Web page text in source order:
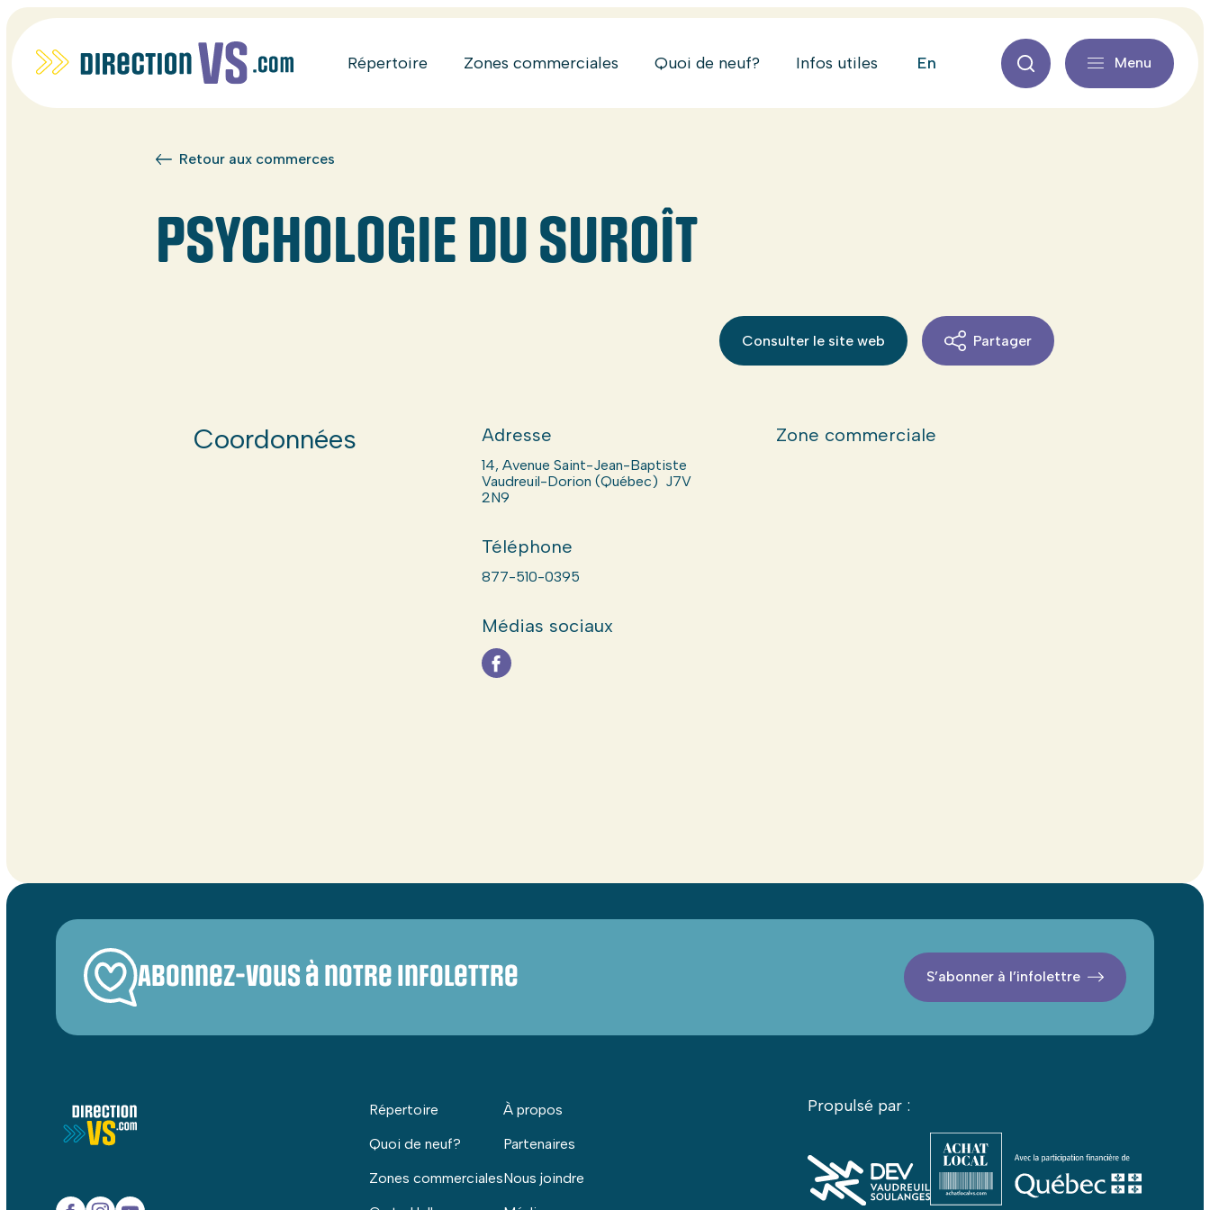
Répertoire Zones commerciales Quoi de neuf? Infos utiles en Menu
Retour aux commerces
PSYCHOLOGIE DU SUROÎT
Consulter le site web Partager
Coordonnées Adresse
14, Avenue Saint-Jean-Baptiste
Vaudreuil-Dorion (Québec) J7V
2N9
Téléphone
877-510-0395
Médias sociaux
Zone commerciale
Abonnez-vous à notre infolettre S’abonner à l’infolettre
Répertoire
Quoi de neuf?
Zones commerciales
À propos
Partenaires
Nous joindre
Propulsé par :